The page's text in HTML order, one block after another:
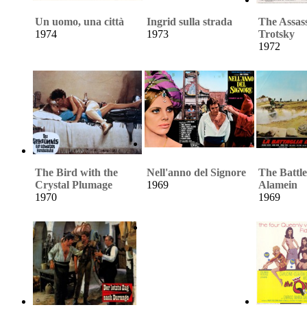
Un uomo, una città
1974
Ingrid sulla strada
1973
The
Trotsky
1972
The Bird with the
Crystal Plumage
1970
Nell'anno del Signore
1969
The
Alamein
1969